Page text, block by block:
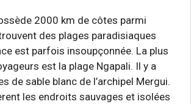
2000 km de côtes parmi
des plages paradisiaques
est parfois insoupçonnée. La plus
est la plage Ngapali. Il y a
de sable blanc de l’archipel Mergui.
les endroits sauvages et isolées